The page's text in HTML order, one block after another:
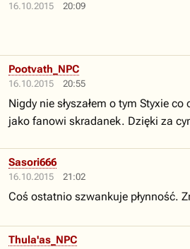
16.10.2015 20:09
16.10.2015 20:55
Pootvath_NPC
Nigdy nie słyszałem o tym Styxie
jako fanowi skradanek. Dzięki za
16.10.2015 21:02
Sasori666
Coś ostatnio szwankuje płynność.
Thula'as_NPC